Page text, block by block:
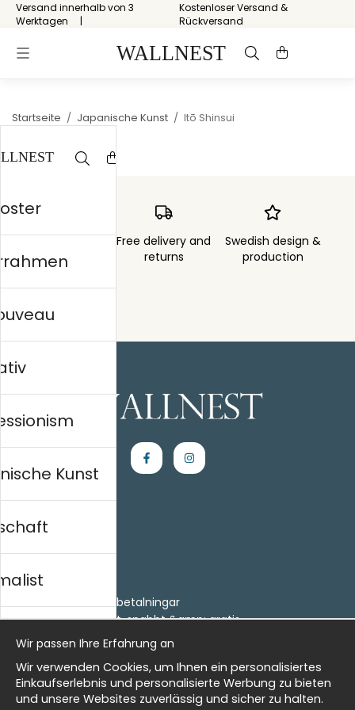
Versand innerhalb von 3
Werktagen
Kostenloser Versand &
Rückversand
Startseite / Japanische Kunst / Itō Shinsui
3 days
Free delivery and
returns
Swedish design &
production
Einkaufen
Villkor
- Returer och återbetalningar
- Leverans - enkelt, snabbt &amp; gratis
Om cookies
Meine Favoriten
Information
Kunst
history
Wir passen Ihre Erfahrung an
Wir verwenden Cookies, um Ihnen ein personalisiertes
Einkaufserlebnis und personalisierte Werbung zu bieten
und unsere Websites zuverlässig und sicher zu halten.